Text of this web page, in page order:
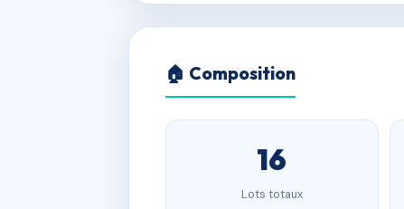
🏠 Composition
16
Lots totaux